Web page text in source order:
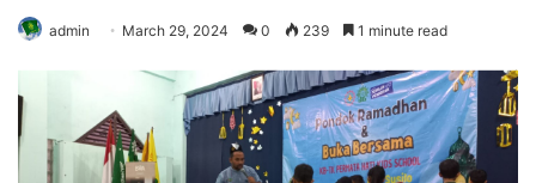
admin March 29, 2024 0 239 1 minute read